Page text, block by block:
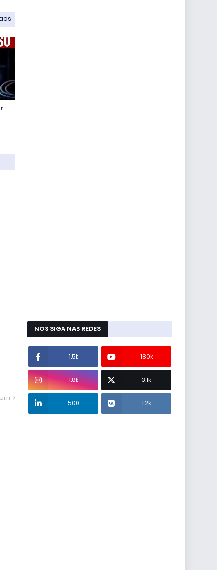
NOS SIGA NAS REDES
1.5k 180k
1.8k 3.1k
500 1.2k